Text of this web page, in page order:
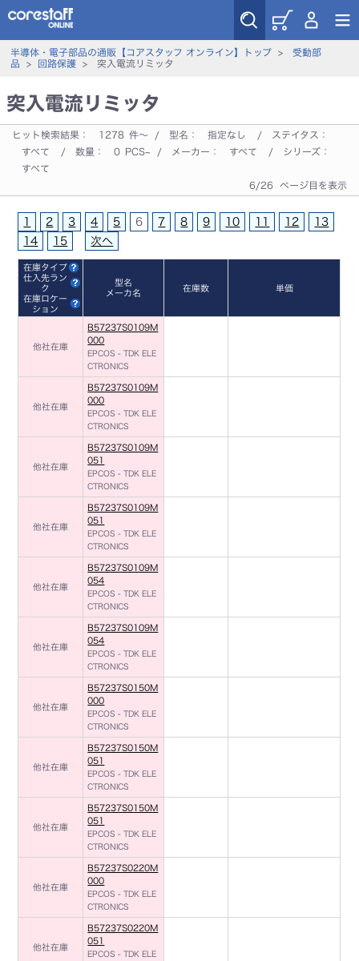
半導体・電子部品の通販【コアスタッフ オンライン】トップ>
受動部
品 > 回路保護> 突入電流リミッタ
突入電流リミッタ
ヒット検索結果： 1278 件～ / 型名： 指定なし
/ ステイタス：
すべて
/ 数量： 0 PCS~ / メーカー： すべて
/ シリーズ：
すべて
6/26 ページ目を表示
1 2 3 4 5 6 7 8 9 10 11 12
13
14
15 次へ
在庫タイプ
仕入先ラン
ク
在庫ロケー
ション
型名
メーカ名
在庫数 単価
他社在庫
B57237S0109M
000
EPCOS - TDK ELE
CTRONICS
他社在庫
B57237S0109M
000
EPCOS - TDK ELE
CTRONICS
他社在庫
B57237S0109M
051
EPCOS - TDK ELE
CTRONICS
他社在庫
B57237S0109M
051
EPCOS - TDK ELE
CTRONICS
他社在庫
B57237S0109M
054
EPCOS - TDK ELE
CTRONICS
他社在庫
B57237S0109M
054
EPCOS - TDK ELE
CTRONICS
他社在庫
B57237S0150M
000
EPCOS - TDK ELE
CTRONICS
他社在庫
B57237S0150M
051
EPCOS - TDK ELE
CTRONICS
他社在庫
B57237S0150M
051
EPCOS - TDK ELE
CTRONICS
他社在庫
B57237S0220M
000
EPCOS - TDK ELE
CTRONICS
他社在庫
B57237S0220M
051
EPCOS - TDK ELE